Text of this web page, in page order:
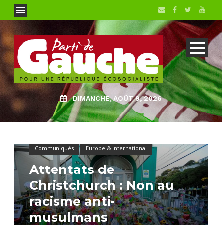
DIMANCHE, AOÛT 9, 2026
Communiqués Europe & International
Attentats de
Christchurch : Non au
racisme anti-
musulmans